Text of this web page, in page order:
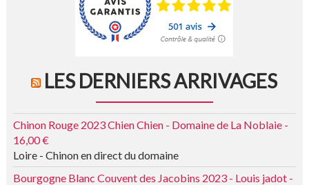
LES DERNIERS ARRIVAGES
Chinon Rouge 2023 Chien Chien - Domaine de La Noblaie -
16,00 €
Loire - Chinon en direct du domaine
Bourgogne Blanc Couvent des Jacobins 2023 - Louis jadot -